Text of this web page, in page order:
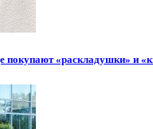
покупают «раскладушки» и